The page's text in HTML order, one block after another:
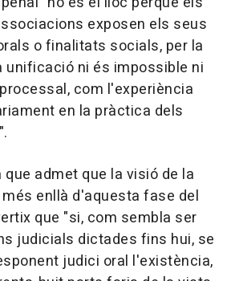
exposen els seus
o finalitats socials, per la
unificació ni és impossible ni
com l'experiència
en la pràctica dels
admet que la visió de la
enllà d'aquesta fase del
que "si, com sembla ser
judicials dictades fins hui, se
judici oral l'existència,